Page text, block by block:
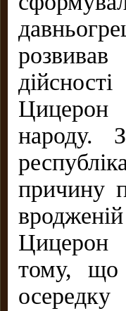
Цицерон
народу.
причину
Цицерон
тому, що
осередку